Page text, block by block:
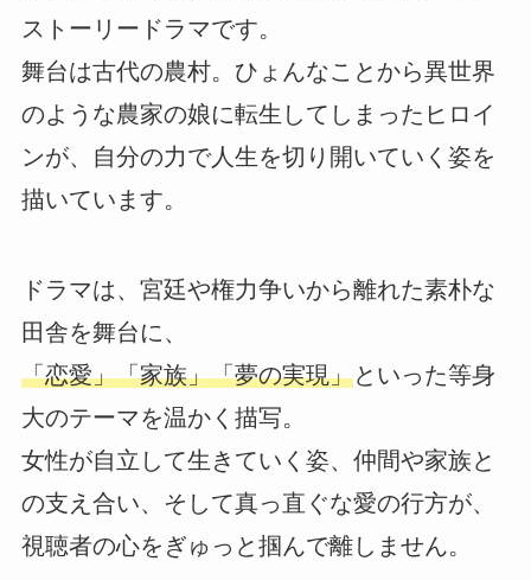
ストーリードラマです。
舞台は古代の農村。ひょんなことから異世界
のような農家の娘に転生してしまったヒロイ
ンが、自分の力で人生を切り開いていく姿を
描いています。
ドラマは、宮廷や権力争いから離れた素朴な
田舎を舞台に、
「恋愛」「家族」「夢の実現」といった等身
大のテーマを温かく描写。
女性が自立して生きていく姿、仲間や家族と
の支え合い、そして真っ直ぐな愛の行方が、
視聴者の心をぎゅっと掴んで離しません。